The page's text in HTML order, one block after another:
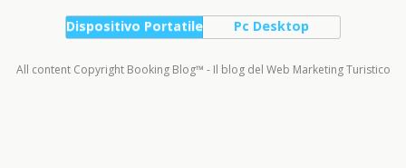
Dispositivo Portatile Pc Desktop
All content Copyright Booking Blog™ - Il blog del Web Marketing Turistico